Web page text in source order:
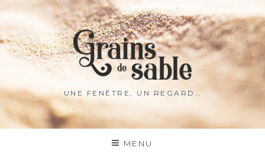
au
contenu
UNE FENÊTRE, UN REGARD…
MENU